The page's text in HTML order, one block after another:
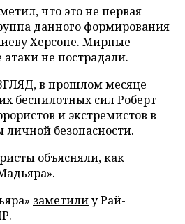
что это не первая
данного формирования
Херсоне. Мирные
не пострадали.
в прошлом месяце
беспилотных сил Роберт
и экстремистов в
личной безопасности.
объясняли, как
заметилиу Рай-